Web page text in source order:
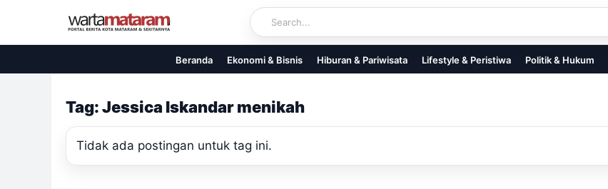
content
Beranda Ekonomi & Bisnis Hiburan & Pariwisata Lifestyle & Peristiwa Politik & Hukum
Tag: Jessica Iskandar menikah
Tidak ada postingan untuk tag ini.